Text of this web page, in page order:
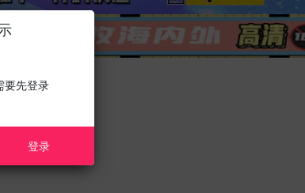
行以下修改;
要先登录
登录